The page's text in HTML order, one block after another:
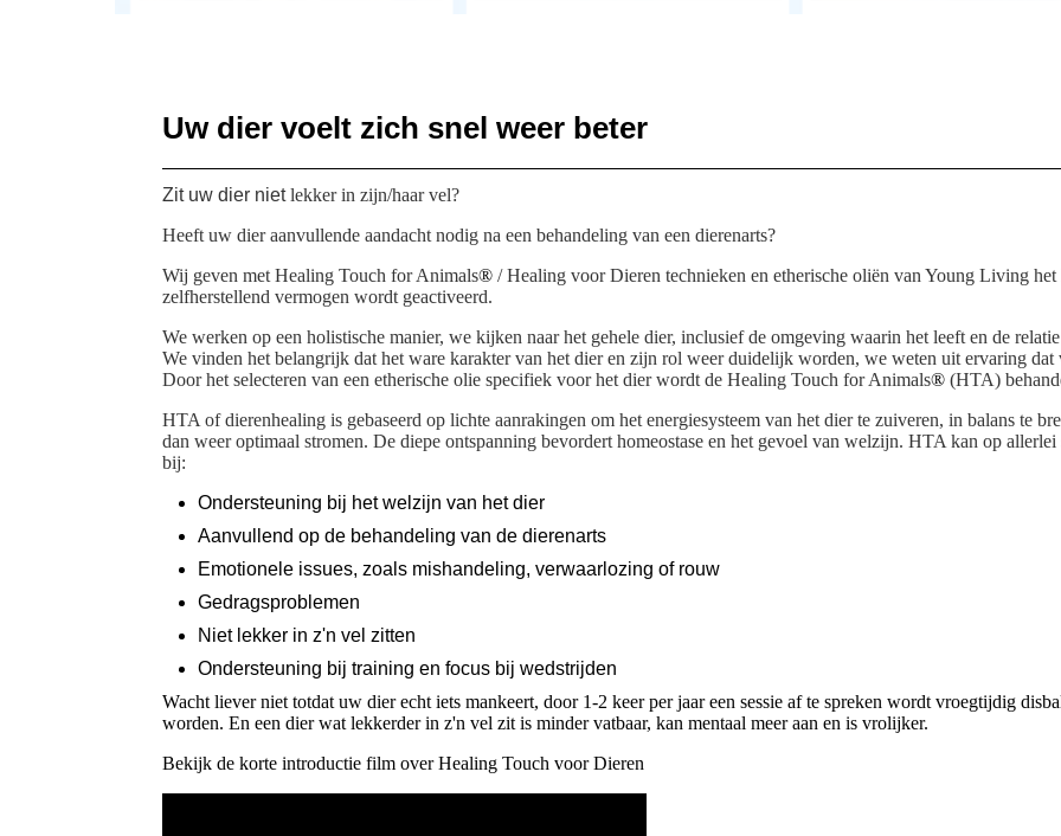
Uw dier voelt zich snel weer beter
Zit uw dier nietlekker in zijn/haar vel?
Heeft uw dier aanvullende aandacht nodig na een behandeling van een dierenarts?
Wij geven met Healing Touch for Animals® / Healing voor Dieren technieken en etherische oliën van Young Living
zelfherstellend vermogen wordt geactiveerd.
We werken op een holistische manier, we kijken naar het gehele dier, inclusief de omgeving waarin het leeft en de relatie
We vinden het belangrijk dat het ware karakter van het dier en zijn rol weer duidelijk worden, we weten uit ervaring dat
Door het selecteren van een etherische olie specifiek voor het dier wordt de Healing Touch for Animals® (HTA)
HTA of dierenhealing is gebaseerd op lichte aanrakingen om het energiesysteem van het dier te zuiveren, in balans te
dan weer optimaal stromen. De diepe ontspanning bevordert homeostase en het gevoel van welzijn. HTA kan op allerlei
bij:
Ondersteuning bij het welzijn van het dier
Aanvullend op de behandeling van de dierenarts
Emotionele issues, zoals mishandeling, verwaarlozing of rouw
Gedragsproblemen
Niet lekker in z'n vel zitten
Ondersteuning bij training en focus bij wedstrijden
Wacht liever niet totdat uw dier echt iets mankeert, door 1-2 keer per jaar een sessie af te spreken wordt vroegtijdig
worden. En een dier wat lekkerder in z'n vel zit is minder vatbaar, kan mentaal meer aan en is vrolijker.
Bekijk de korte introductie film over Healing Touch voor Dieren